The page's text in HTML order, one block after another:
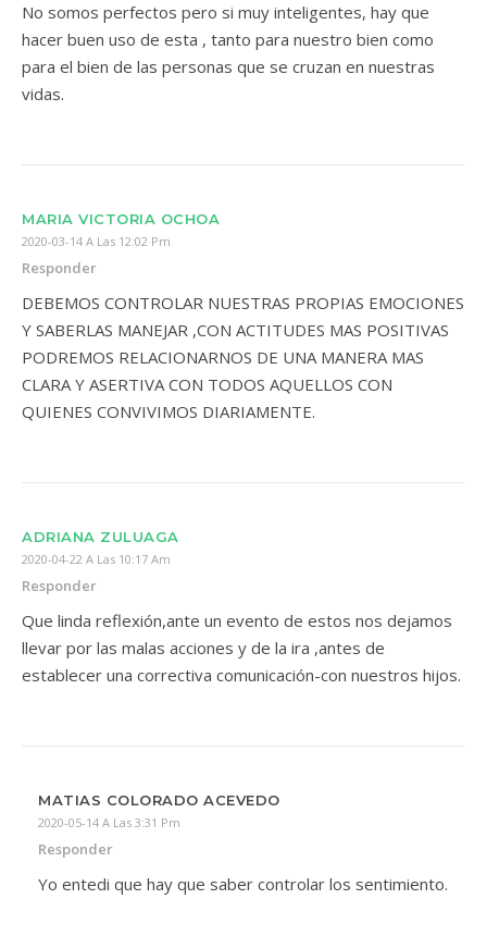
No somos perfectos pero si muy inteligentes, hay que
hacer buen uso de esta , tanto para nuestro bien como
para el bien de las personas que se cruzan en nuestras
vidas.
MARIA VICTORIA OCHOA
2020-03-14 A Las 12:02 Pm
Responder
DEBEMOS CONTROLAR NUESTRAS PROPIAS EMOCIONES
Y SABERLAS MANEJAR ,CON ACTITUDES MAS POSITIVAS
PODREMOS RELACIONARNOS DE UNA MANERA MAS
CLARA Y ASERTIVA CON TODOS AQUELLOS CON
QUIENES CONVIVIMOS DIARIAMENTE.
ADRIANA ZULUAGA
2020-04-22 A Las 10:17 Am
Responder
Que linda reflexión,ante un evento de estos nos dejamos
llevar por las malas acciones y de la ira ,antes de
establecer una correctiva comunicación-con nuestros hijos.
MATIAS COLORADO ACEVEDO
2020-05-14 A Las 3:31 Pm
Responder
Yo entedi que hay que saber controlar los sentimiento.